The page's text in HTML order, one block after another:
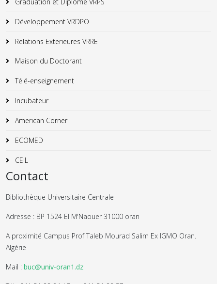
Développement VRDPO
Relations Exterieures VRRE
Maison du Doctorant
Télé-enseignement
Incubateur
American Corner
ECOMED
CEIL
Contact
Bibliothèque Universitaire Centrale
Adresse : BP 1524 El M'Naouer 31000 oran
A proximité Campus Prof Taleb Mourad Salim Ex IGMO Oran.
Algérie
Mail : buc@univ-oran1.dz